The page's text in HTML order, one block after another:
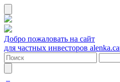
Добро пожаловать на сайт
для частных инвесторов